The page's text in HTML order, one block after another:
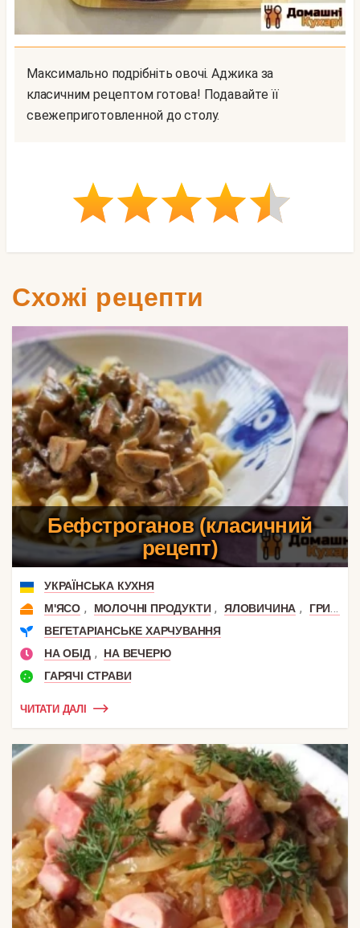
Максимально подрібніть овочі. Аджика за
класичним рецептом готова! Подавайте її
свежеприготовленной до столу.
Схожі рецепти
Бефстроганов (класичний
рецепт)
УКРАЇНСЬКА КУХНЯ
М'ЯСО , МОЛОЧНІ ПРОДУКТИ , ЯЛОВИЧИНА ,
ГРИБИ
ВЕГЕТАРІАНСЬКЕ ХАРЧУВАННЯ
НА ОБІД ,
НА ВЕЧЕРЮ
ГАРЯЧІ СТРАВИ
ЧИТАТИ ДАЛІ